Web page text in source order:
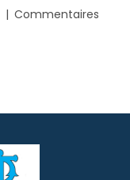
| Commentaires